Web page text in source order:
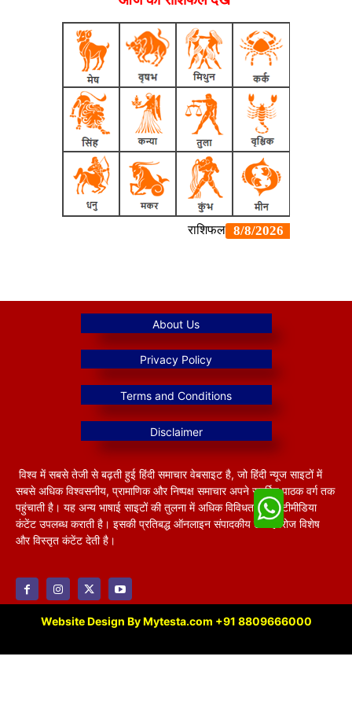
विश्व में सबसे तेजी से बढ़ती हुई हिंदी समाचार वेबसाइट है, जो हिंदी न्यूज साइटों में
सबसे अधिक विश्वसनीय, प्रामाणिक और निष्पक्ष समाचार अपने समर्पित पाठक वर्ग तक
पहुंचाती है। यह अन्य भाषाई साइटों की तुलना में अधिक विविधतापूर्ण मल्टीमीडिया
कंटेंट उपलब्ध कराती है। इसकी प्रतिबद्ध ऑनलाइन संपादकीय टीम हररोज विशेष
और विस्तृत कंटेंट देती है।
Website Design By Mytesta.com +91 8809666000